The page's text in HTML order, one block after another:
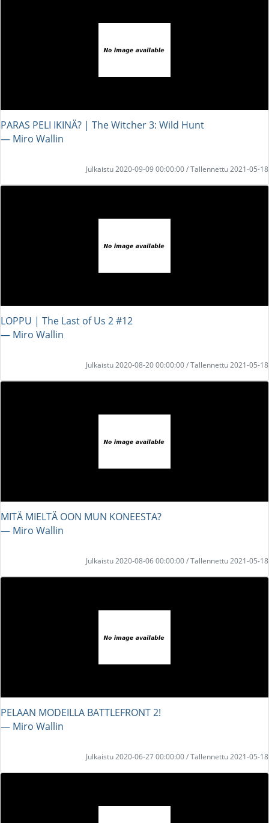
PARAS PELI IKINÄ? | The Witcher 3: Wild Hunt
― Miro Wallin
Julkaistu 2020-09-09 00:00:00 / Tallennettu 2021-05-18
LOPPU | The Last of Us 2 #12
― Miro Wallin
Julkaistu 2020-08-20 00:00:00 / Tallennettu 2021-05-18
MITÄ MIELTÄ OON MUN KONEESTA?
― Miro Wallin
Julkaistu 2020-08-06 00:00:00 / Tallennettu 2021-05-18
PELAAN MODEILLA BATTLEFRONT 2!
― Miro Wallin
Julkaistu 2020-06-27 00:00:00 / Tallennettu 2021-05-18